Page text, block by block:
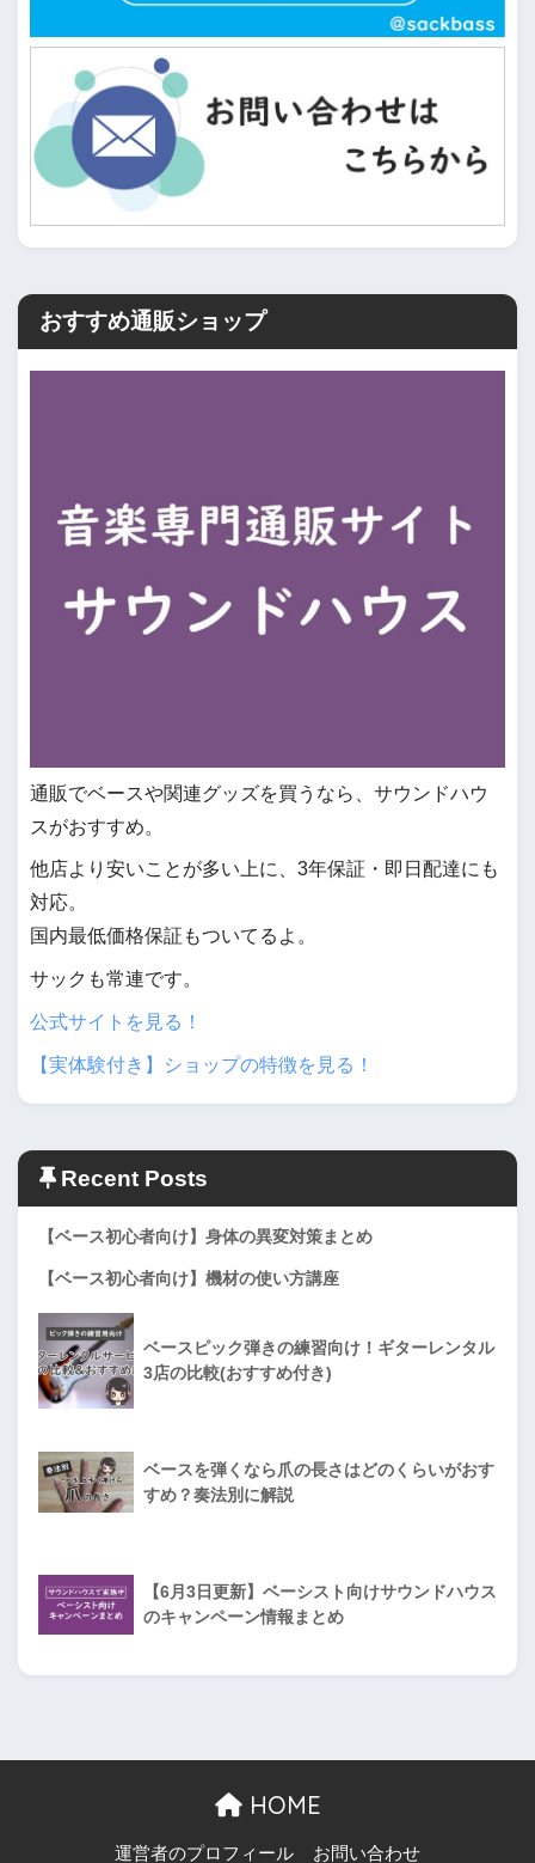
おすすめ通販ショップ
通販でベースや関連グッズを買うなら、サウンドハウ
スがおすすめ。
他店より安いことが多い上に、3年保証・即日配達にも
対応。
国内最低価格保証もついてるよ。
サックも常連です。
公式サイトを見る！
【実体験付き】ショップの特徴を見る！
Recent Posts
【ベース初心者向け】身体の異変対策まとめ
【ベース初心者向け】機材の使い方講座
ベースピック弾きの練習向け！ギターレンタル
3店の比較(おすすめ付き)
ベースを弾くなら爪の長さはどのくらいがおす
すめ？奏法別に解説
【6月3日更新】ベーシスト向けサウンドハウス
のキャンペーン情報まとめ
HOME
運営者のプロフィール お問い合わせ